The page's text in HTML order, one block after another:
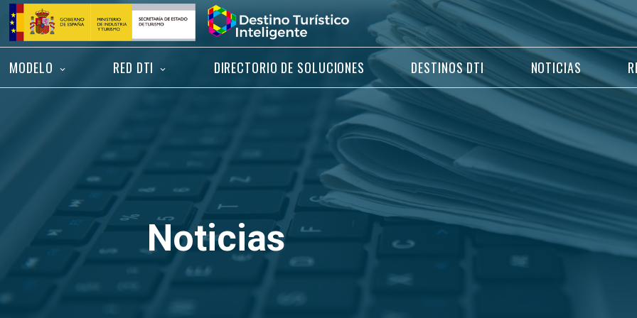
Saltar
contenido
Inicio
MODELO RED DTI DIRECTORIO DE SOLUCIONES DESTINOS DTI NOTICIAS
Noticias